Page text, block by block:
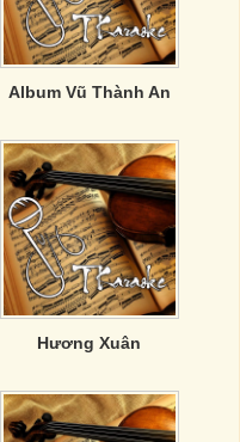
Album Vũ Thành An
Hương Xuân